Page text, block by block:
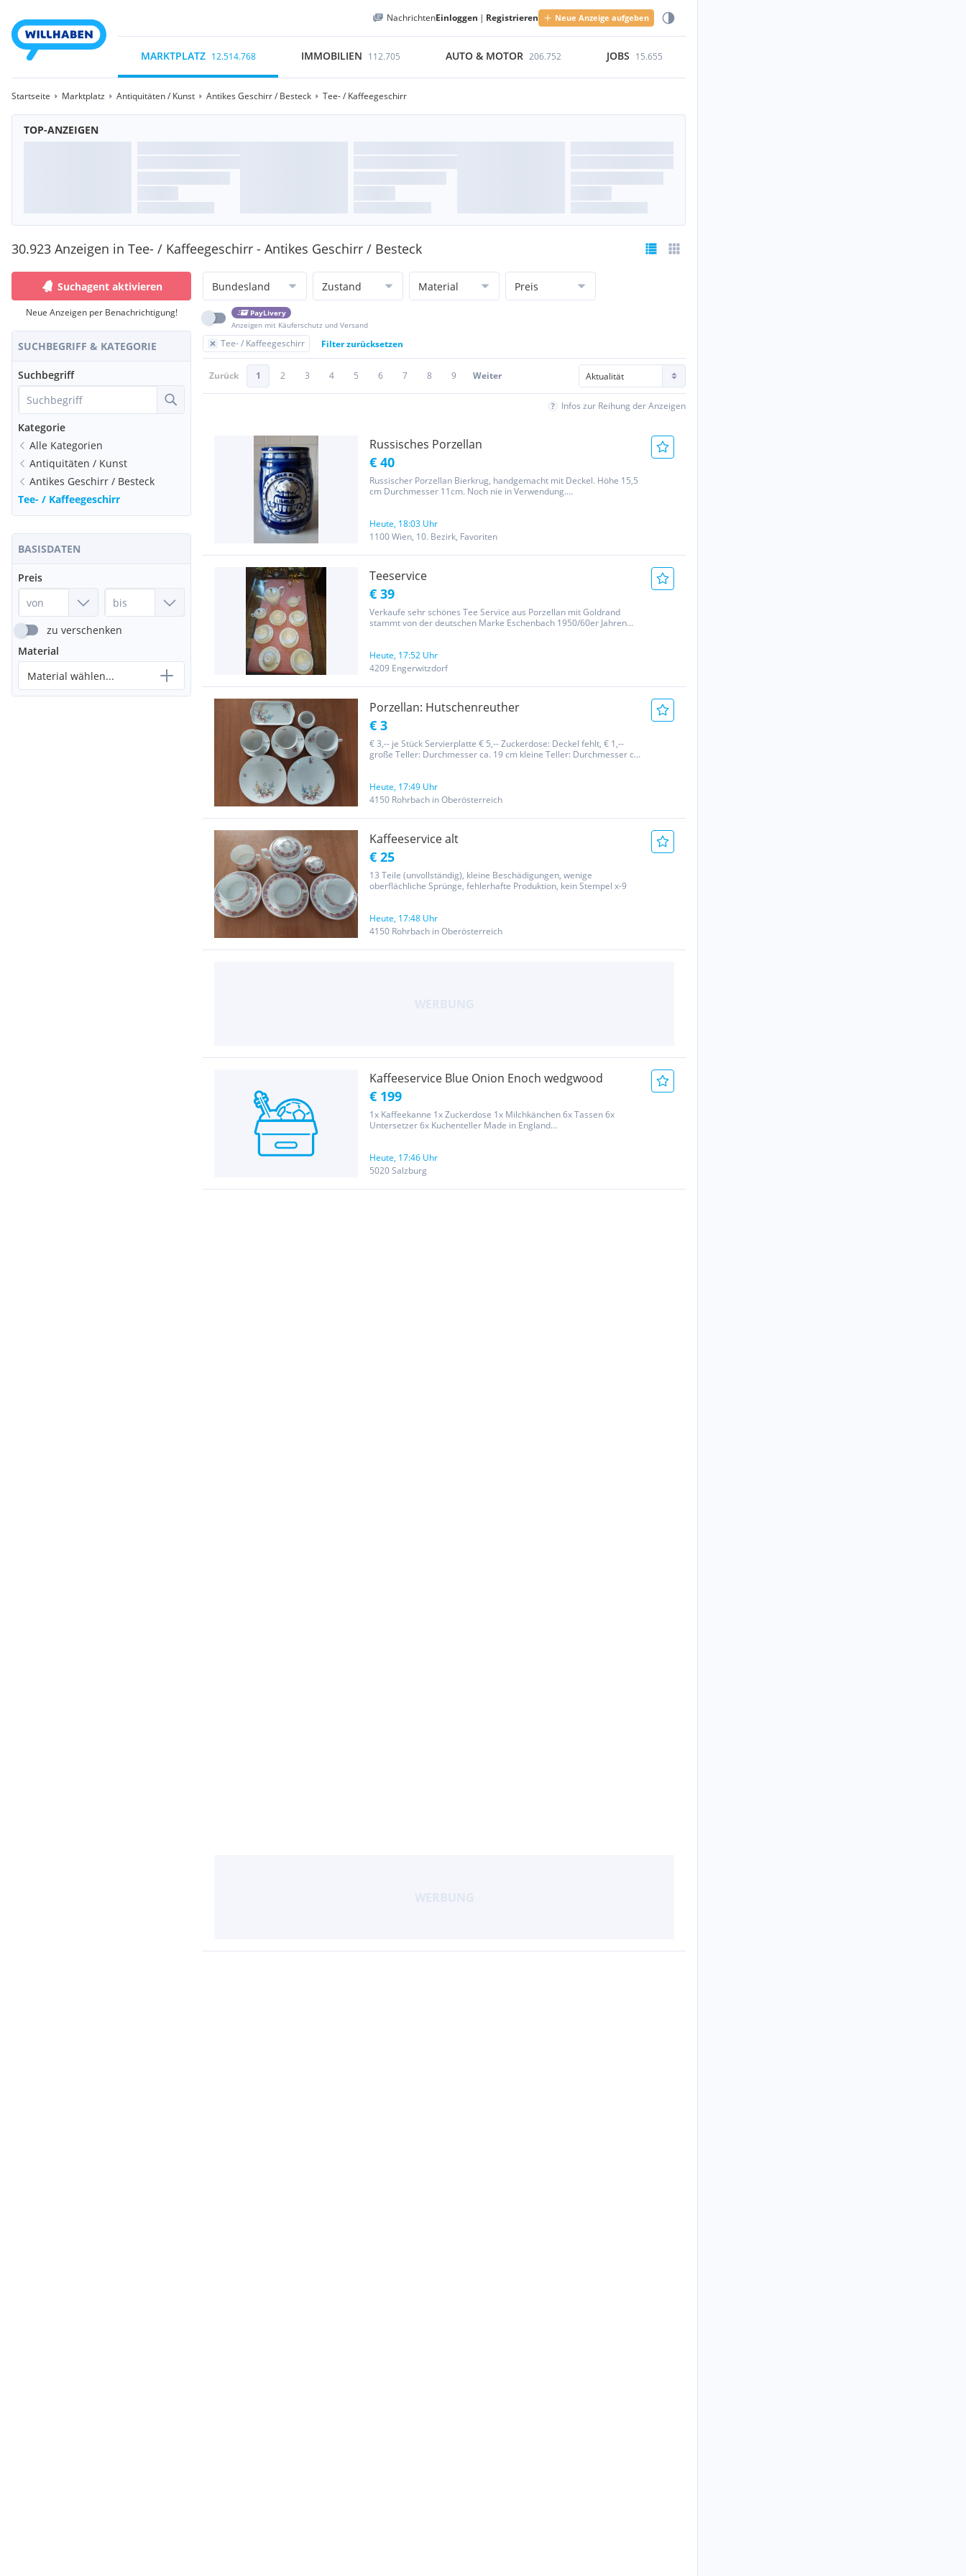
NachrichtenEinloggen | Registrieren Neue Anzeige aufgeben
MARKTPLATZ 12.514.768 IMMOBILIEN 112.705 AUTO & MOTOR 206.752 JOBS 15.655
Startseite Marktplatz Antiquitäten / Kunst Antikes Geschirr / Besteck Tee- / Kaffeegeschirr
TOP-ANZEIGEN
30.923 Anzeigen in Tee- / Kaffeegeschirr - Antikes Geschirr / Besteck
Suchagent aktivieren
Neue Anzeigen per Benachrichtigung!
SUCHBEGRIFF & KATEGORIE
Suchbegriff
Kategorie
Alle Kategorien
Antiquitäten / Kunst
Antikes Geschirr / Besteck
Tee- / Kaffeegeschirr
BASISDATEN
Preis
zu verschenken
Material
Material wählen...
Bundesland Zustand Material Preis
PayLivery
Anzeigen mit Käuferschutz und Versand
Tee- / Kaffeegeschirr Filter zurücksetzen
Zurück 1 2 3 4 5 6 7 8 9 Weiter
Infos zur Reihung der Anzeigen
Russisches Porzellan
€ 40
Russischer Porzellan Bierkrug, handgemacht mit Deckel. Höhe 15,5
cm Durchmesser 11cm. Noch nie in Verwendung.
Heute, 18:03 Uhr
1100 Wien, 10. Bezirk, Favoriten
Teeservice
€ 39
Verkaufe sehr schönes Tee Service aus Porzellan mit Goldrand
stammt von der deutschen Marke Eschenbach 1950/60er Jahren
Heute, 17:52 Uhr
4209 Engerwitzdorf
Porzellan: Hutschenreuther
€ 3
€ 3,-- je Stück Servierplatte € 5,-- Zuckerdose: Deckel fehlt, € 1,--
große Teller: Durchmesser ca. 19 cm kleine Teller: Durchmesser ca.
Heute, 17:49 Uhr
4150 Rohrbach in Oberösterreich
Kaffeeservice alt
€ 25
13 Teile (unvollständig), kleine Beschädigungen, wenige
oberflächliche Sprünge, fehlerhafte Produktion, kein Stempel x-9
Heute, 17:48 Uhr
4150 Rohrbach in Oberösterreich
Kaffeeservice Blue Onion Enoch wedgwood
€ 199
1x Kaffeekanne 1x Zuckerdose 1x Milchkänchen 6x Tassen 6x
Untersetzer 6x Kuchenteller Made in England
Heute, 17:46 Uhr
5020 Salzburg